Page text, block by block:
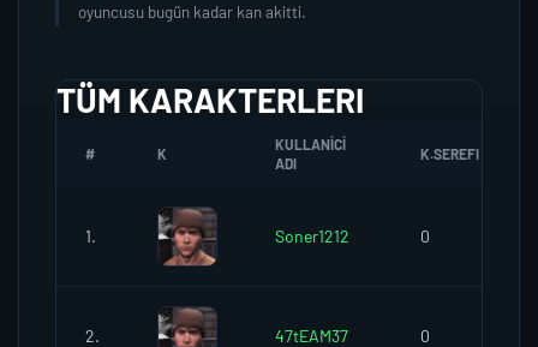
oyuncusu bugün kadar kan akitti.
TÜM KARAKTERLERI
# K
KULLANICI
ADI
K.SEREFI
1. Soner1212 0
2. 47tEAM37 0